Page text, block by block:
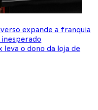
expande a franquia
inesperado
o dono da loja de